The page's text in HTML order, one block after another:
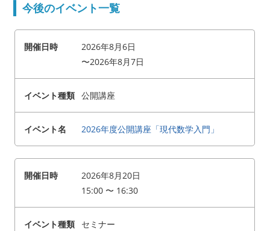
国際交流・留学
広報
アクセス
リンク サイトマップ
サイトポリシー 寄付のご案内
今後のイベント一覧
2026年8月6日
〜2026年8月7日
公開講座
2026年度公開講座「現代数学入門」
2026年8月20日
15:00 〜 16:30
セミナー